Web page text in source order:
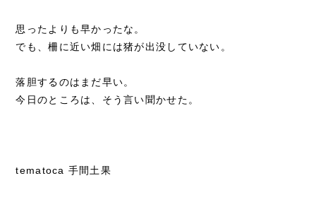
思ったよりも早かったな。
でも、柵に近い畑には猪が出没していない。
落胆するのはまだ早い。
今日のところは、そう言い聞かせた。
tematoca 手間土果